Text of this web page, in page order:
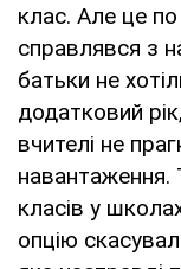
клас. Але це
справлявся з
батьки не
додатковий
вчителі не
навантаження.
класів у
опцію